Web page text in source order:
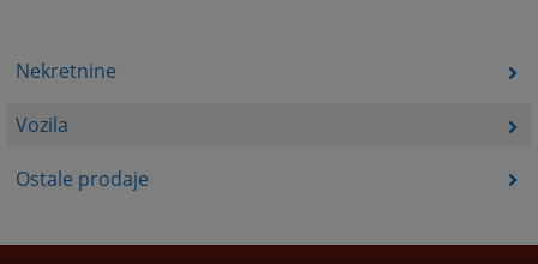
Nekretnine
Vozila
Ostale prodaje